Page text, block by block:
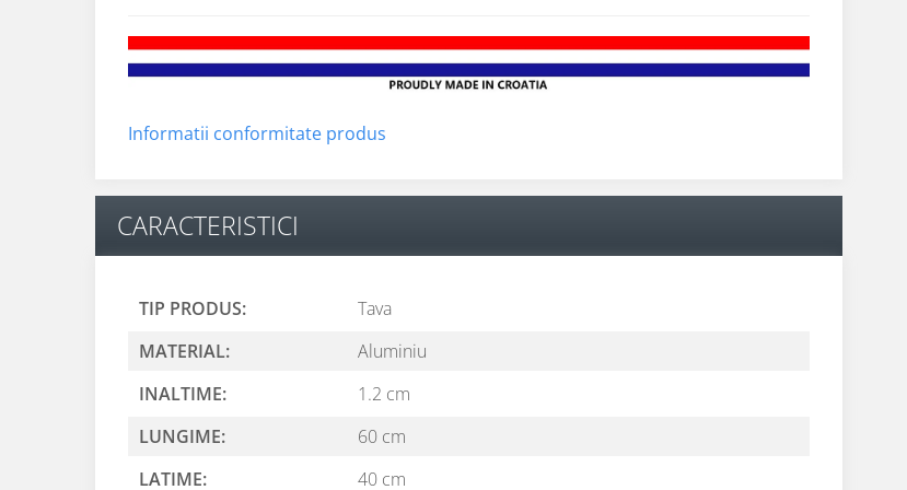
Informatii conformitate produs
CARACTERISTICI
TIP PRODUS:
Tava
MATERIAL:
Aluminiu
INALTIME:
1.2 cm
LUNGIME:
60 cm
LATIME:
40 cm